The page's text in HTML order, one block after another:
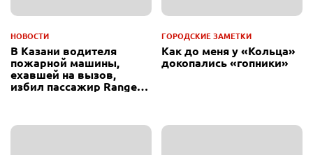
НОВОСТИ
В Казани водителя
пожарной машины,
ехавшей на вызов,
избил пассажир Range
ГОРОДСКИЕ ЗАМЕТКИ
Как до меня у «Кольца»
докопались «гопники»